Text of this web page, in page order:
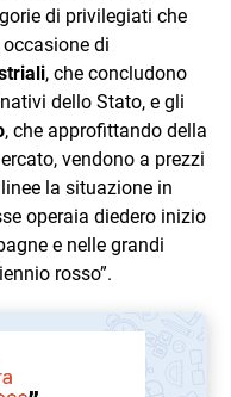
di privilegiati che
di
, che concludono
dello Stato, e gli
, che approfittando della
vendono a prezzi
la situazione in
operaia diedero inizio
e nelle grandi
rosso”.